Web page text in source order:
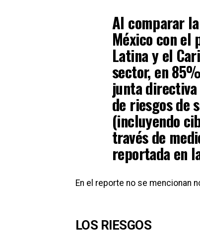
Al comparar
México con el
Latina y el
sector, en
junta
de riesgos de
(incluyendo
través de
reportada en
En el reporte no se mencionan
LOS RIESGOS